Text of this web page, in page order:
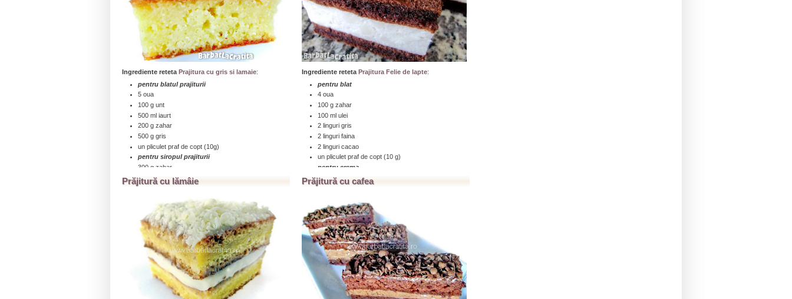
Ingrediente reteta Prajitura cu gris si lamaie:
pentru blatul prajiturii
5 oua
100 g unt
500 ml iaurt
200 g zahar
500 g gris
un pliculet praf de copt (10g)
pentru siropul prajiturii
300 g zahar
2 lamai
200 ml apa
...click aici pentru a citi toată reţeta » » »
Ingrediente reteta Prajitura Felie de lapte:
pentru blat
4 oua
100 g zahar
100 ml ulei
2 linguri gris
2 linguri faina
2 linguri cacao
un pliculet praf de copt (10 g)
pentru crema
200 ml frisca lichida
un pliculet gelatina (10 g)
pentru laptele condensat
200 ml lapte
200g zahar
50 g unt
...click aici pentru a citi toată reţeta » » »
Prăjitură cu lămâie Prăjitură cu cafea